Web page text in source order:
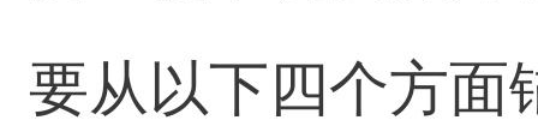
要从以下四个方面